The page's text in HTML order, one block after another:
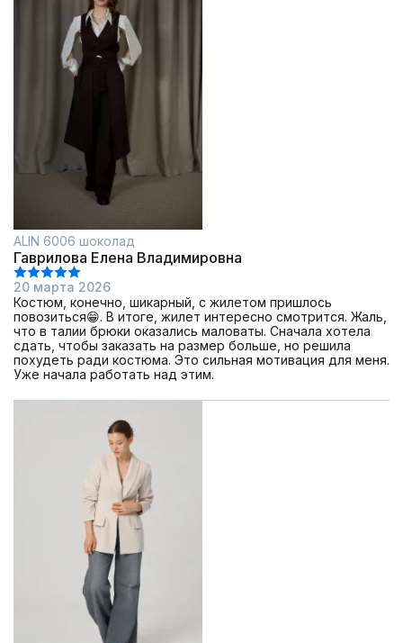
ALIN 6006 шоколад
Гаврилова Елена Владимировна
20 марта 2026
Костюм, конечно, шикарный, с жилетом пришлось
повозиться😁. В итоге, жилет интересно смотрится. Жаль,
что в талии брюки оказались маловаты. Сначала хотела
сдать, чтобы заказать на размер больше, но решила
похудеть ради костюма. Это сильная мотивация для меня.
Уже начала работать над этим.